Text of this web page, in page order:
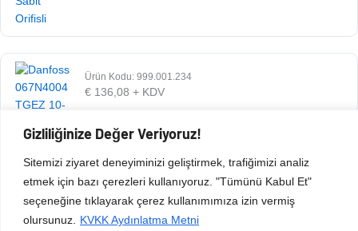
Gizliliğinize Değer Veriyoruz!
Sitemizi ziyaret deneyiminizi geliştirmek, trafiğimizi analiz
etmek için bazı çerezleri kullanıyoruz. "Tümünü Kabul Et"
seçeneğine tıklayarak çerez kullanımımıza izin vermiş
olursunuz.
KVKK Aydınlatma Metni
Ürün Kodu: 999.001.234
€ 136,08 + KDV